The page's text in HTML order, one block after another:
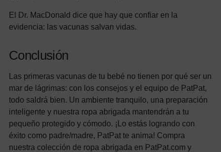
El Dr. MacDonald dice que hay que confiar en la
evidencia: las vacunas salvan vidas.
Conclusión
Las primeras vacunas de tu bebé no tienen por qué ser un
mar de lágrimas: con los consejos y el equipo de PatPat,
todo saldrá bien. Un ambiente tranquilo, una preparación
inteligente y nuestra ropa abrigada mantendrán a tu
pequeño protegido y cómodo. ¡Lo estás logrando con
éxito como padre/madre, PatPat te anima! Compra
nuestra colección de ropa abrigada en PatPat.com y